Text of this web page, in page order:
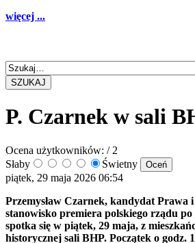
więcej ...
SZUKAJ
P. Czarnek w sali
Ocena użytkowników: / 2
Słaby
Świetny
piątek, 29 maja 2026 06:54
Przemysław Czarnek, kandydat Prawa
stanowisko premiera polskiego rządu
spotka się w piątek, 29 maja, z
historycznej sali BHP. Początek o godz.